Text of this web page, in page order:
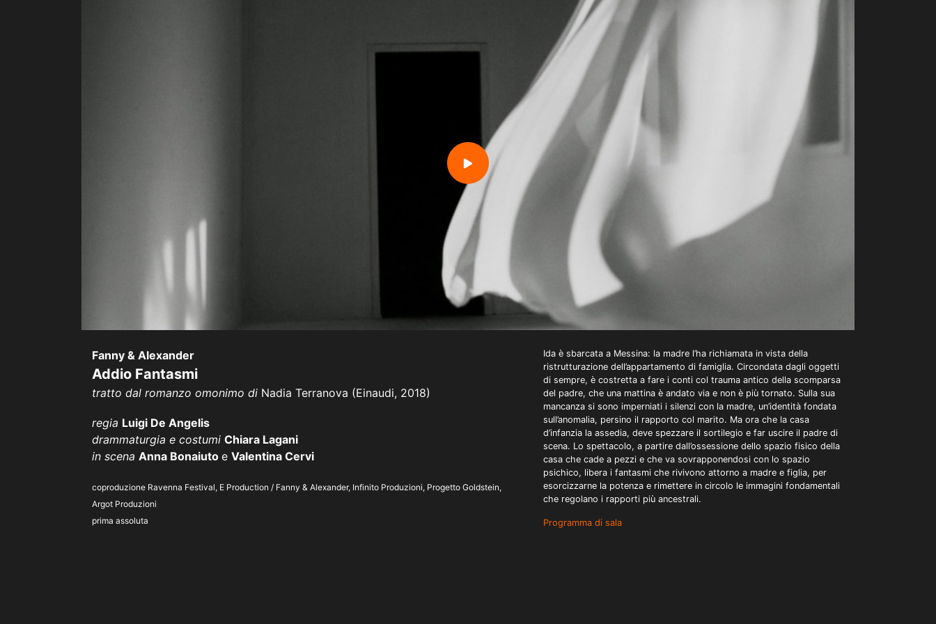
Fanny & Alexander
Addio Fantasmi
tratto dal romanzo omonimo di Nadia Terranova (Einaudi, 2018)
regia Luigi De Angelis
drammaturgia e costumi Chiara Lagani
in scena Anna Bonaiuto e Valentina Cervi
coproduzione Ravenna Festival, E Production / Fanny & Alexander, Infinito Produzioni, Progetto Goldstein,
Argot Produzioni
prima assoluta
Ida è sbarcata a Messina: la madre l’ha richiamata in vista della
ristrutturazione dell’appartamento di famiglia. Circondata dagli oggetti
di sempre, è costretta a fare i conti col trauma antico della scomparsa
del padre, che una mattina è andato via e non è più tornato. Sulla sua
mancanza si sono imperniati i silenzi con la madre, un’identità fondata
sull’anomalia, persino il rapporto col marito. Ma ora che la casa
d’infanzia la assedia, deve spezzare il sortilegio e far uscire il padre di
scena. Lo spettacolo, a partire dall’ossessione dello spazio fisico della
casa che cade a pezzi e che va sovrapponendosi con lo spazio
psichico, libera i fantasmi che rivivono attorno a madre e figlia, per
esorcizzarne la potenza e rimettere in circolo le immagini fondamentali
che regolano i rapporti più ancestrali.
Programma di sala